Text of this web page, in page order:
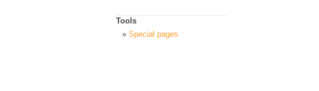
Tools
Special pages